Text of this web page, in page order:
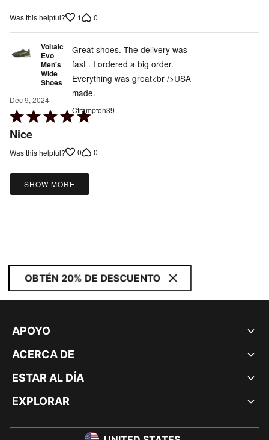
out
of
5
Was this helpful? 1 0
Voltaic
Evo
Men's
Wide
Shoes
Dec 9, 2024
Rated
5
of
5
Nice
Great shoes. The delivery was
fast . I ordered a big order.
Everything was great<br />USA
made.
Cframpton39
Was this helpful? 0 0
SHOW MORE
OBTÉN 20% DE DESCUENTO
APOYO
ACERCA DE
ESTAR AL DÍA
EXPLORAR